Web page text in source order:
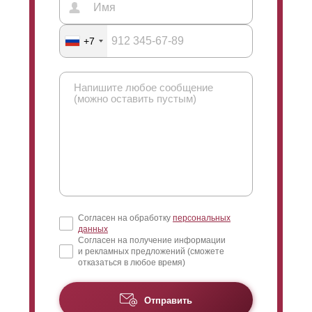
+7
Согласен на обработку персональных
данных
Согласен на получение информации
и рекламных предложений (сможете
отказаться в любое время)
Отправить